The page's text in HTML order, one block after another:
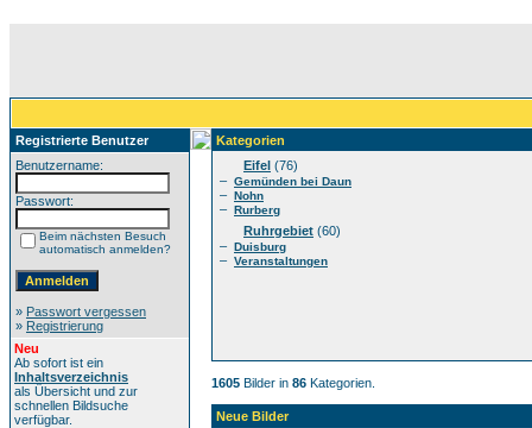
Registrierte Benutzer
Benutzername:
Passwort:
Beim nächsten Besuch
automatisch anmelden?
» Passwort vergessen
» Registrierung
Neu
Ab sofort ist ein
Inhaltsverzeichnis
als Übersicht und zur
schnellen Bildsuche
verfügbar.
Kategorien
Eifel (76)
– Gemünden bei Daun
– Nohn
– Rurberg
Ruhrgebiet (60)
– Duisburg
– Veranstaltungen
1605 Bilder in 86 Kategorien.
Neue Bilder